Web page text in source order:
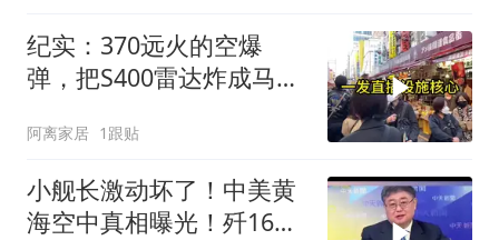
纪实：370远火的空爆
弹，把S400雷达炸成马蜂
了
阿离家居 1跟贴
小舰长激动坏了！中美黄
海空中真相曝光！歼16狗